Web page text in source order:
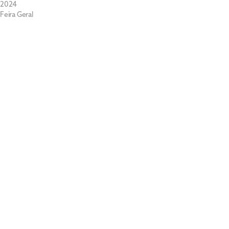
2024
Feira Geral